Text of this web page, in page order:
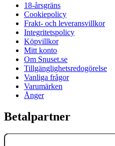
18-årsgräns
Cookiepolicy
Frakt- och leveransvillkor
Integritetspolicy
Köpvillkor
Mitt konto
Om Snuset.se
Tillgänglighetsredogörelse
Vanliga frågor
Varumärken
Ånger
Betalpartner